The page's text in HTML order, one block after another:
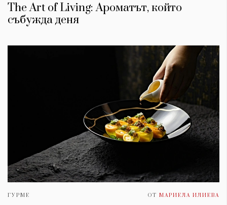
The Art of Living: Ароматът, който
събужда деня
ГУРМЕ ОТ МАРИЕЛА ИЛИЕВА